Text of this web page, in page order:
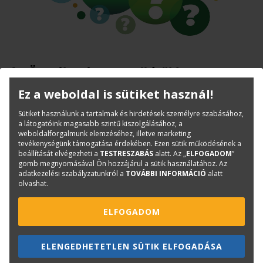
Az Ön véleménye rendkívül fontos
számunkra!
A TERC-ETALON program felhasználóink tábora - nagy
örömünkre - folyamatosan bővül, így újra fel szeretnénk
kérni Önöket néhány kérdés megválaszolására a
programrendszerben tervezett fejlesztésekkel,
újdonságokkal kapcsolatban.
A felmérés célja, hogy programrendszerünket olyan
irányba és ütemben fejlesszük, hogy minél több területen
megkönnyítsük előfizetőink mindennapi munkáját. Az
Ez a weboldal is sütiket használ!
Sütiket használunk a tartalmak és hirdetések személyre szabásához,
a látogatóink magasabb szintű kiszolgálásához, a
weboldalforgalmunk elemzéséhez, illetve marketing
tevékenységünk támogatása érdekében. Ezen sütik működésének a
beállítását elvégezheti a TESTRESZABÁS alatt. Az „ELFOGADOM”
gomb megnyomásával Ön hozzájárul a sütik használatához. Az
adatkezelési szabályzatunkról a TOVÁBBI INFORMÁCIÓ alatt
olvashat.
ELFOGADOM
ELENGEDHETETLEN SÜTIK ELFOGADÁSA